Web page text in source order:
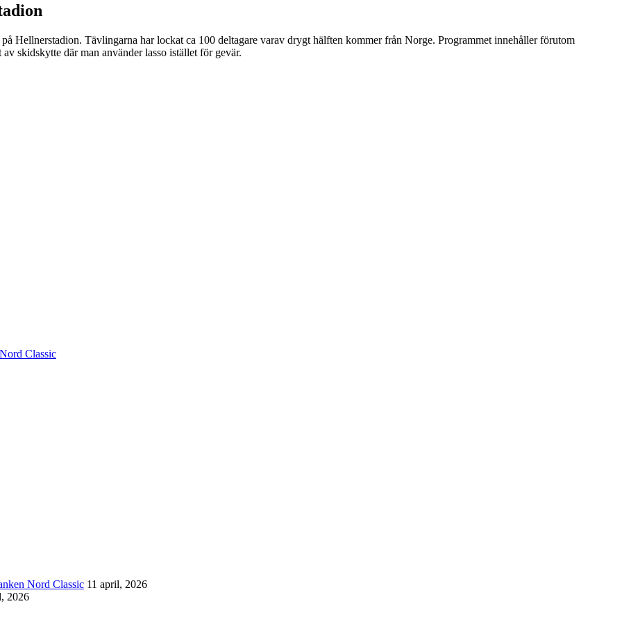
Hellnerstadion. Tävlingarna har lockat ca 100 deltagare varav drygt hälften kommer från Norge. Programmet innehåller förutom
skidskytte där man använder lasso istället för gevär.
Classic
Nord Classic 11 april, 2026
2026